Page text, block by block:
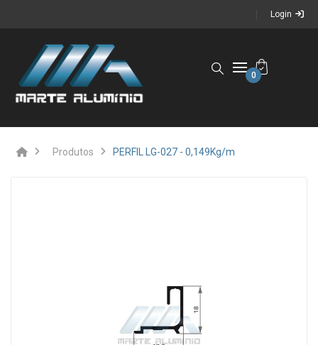
Login
0
Produtos PERFIL LG-027 - 0,149Kg/m